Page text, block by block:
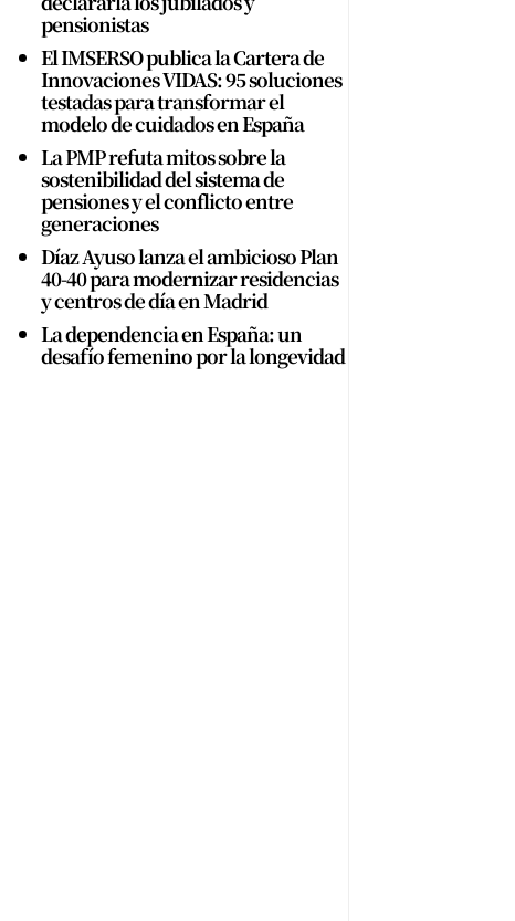
pensionistas
El IMSERSO publica la Cartera de
Innovaciones VIDAS: 95 soluciones
testadas para transformar el
modelo de cuidados en España
La PMP refuta mitos sobre la
sostenibilidad del sistema de
pensiones y el conflicto entre
generaciones
Díaz Ayuso lanza el ambicioso Plan
40-40 para modernizar residencias
y centros de día en Madrid
La dependencia en España: un
desafío femenino por la longevidad